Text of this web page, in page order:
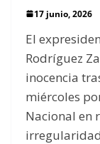
17 junio, 2026
El
Rodríguez
inocencia
miércoles
Nacional en